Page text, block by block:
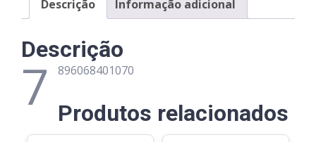
Descrição Informação adicional
Descrição
7 896068401070
Produtos relacionados